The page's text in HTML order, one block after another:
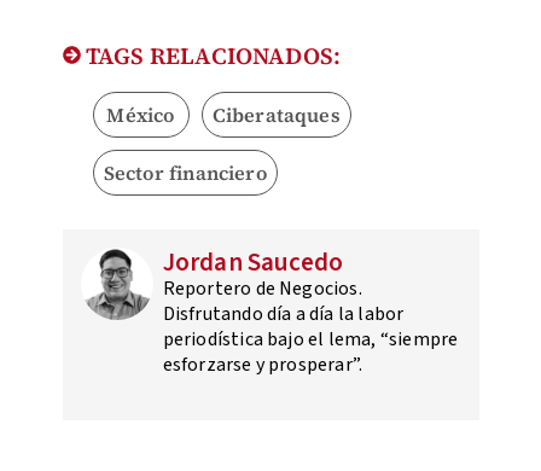
TAGS RELACIONADOS:
México Ciberataques
Sector financiero
Jordan Saucedo
Reportero de Negocios.
Disfrutando día a día la labor
periodística bajo el lema, “siempre
esforzarse y prosperar”.